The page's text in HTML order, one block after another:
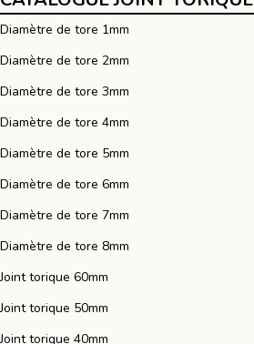
Diamètre de tore 5mm
Diamètre de tore 6mm
Diamètre de tore 7mm
Diamètre de tore 8mm
Joint torique 60mm
Joint torique 50mm
Joint torique 40mm
Diamètre de tore 1mm
Diamètre de tore 2mm
Diamètre de tore 3mm
Diamètre de tore 4mm